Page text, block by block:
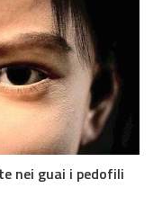
nei guai i pedofili